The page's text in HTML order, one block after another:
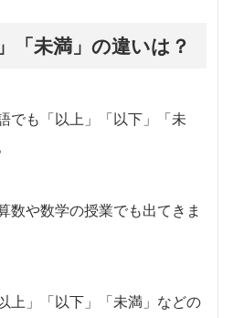
「未満」の違いは？
でも「以上」「以下」「未
数や数学の授業でも出てきま
上」「以下」「未満」などの